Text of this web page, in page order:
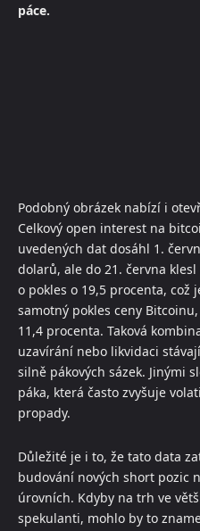
páce.
Podobný obrázek nabízí i
Celkový open interest na
uvedených dat dosáhl 1.
dolarů, ale do 21. června
o pokles o 19,5 procenta, což
samotný pokles ceny
11,4 procenta. Taková
uzavírání nebo likvidaci
silně pákových sázek. Jinými
páka, která často zvyšuje
propady.
Důležité je i to, že tato data
budování nových short pozic
úrovních. Kdyby na trh ve
spekulanti, mohlo by to